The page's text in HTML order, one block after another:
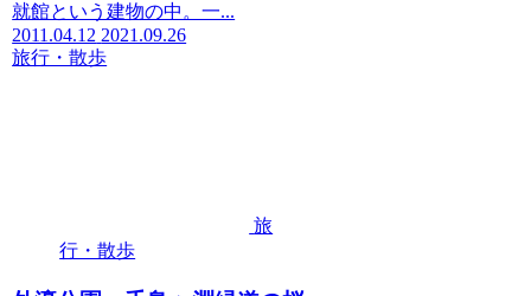
就館という建物の中。一...
2011.04.12 2021.09.26
旅行・散歩
旅
行・散歩